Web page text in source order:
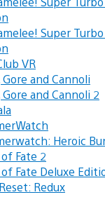
Super
VR
Gore and Cannoli
Gore and Cannoli 2
Heroic
Fate 2
Fate Deluxe
Redux